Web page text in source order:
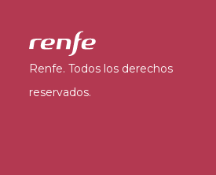
Renfe. Todos los derechos
reservados.